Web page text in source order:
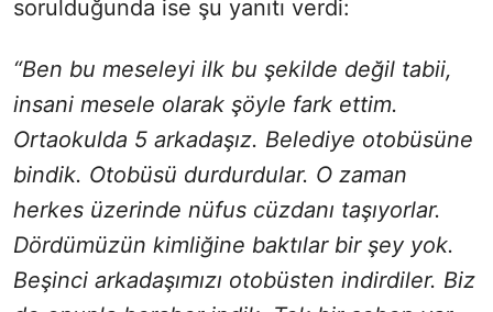
sorulduğunda ise şu yanıtı verdi:
“Ben bu meseleyi ilk bu şekilde değil tabii,
insani mesele olarak şöyle fark ettim.
Ortaokulda 5 arkadaşız. Belediye otobüsüne
bindik. Otobüsü durdurdular. O zaman
herkes üzerinde nüfus cüzdanı taşıyorlar.
Dördümüzün kimliğine baktılar bir şey yok.
Beşinci arkadaşımızı otobüsten indirdiler. Biz